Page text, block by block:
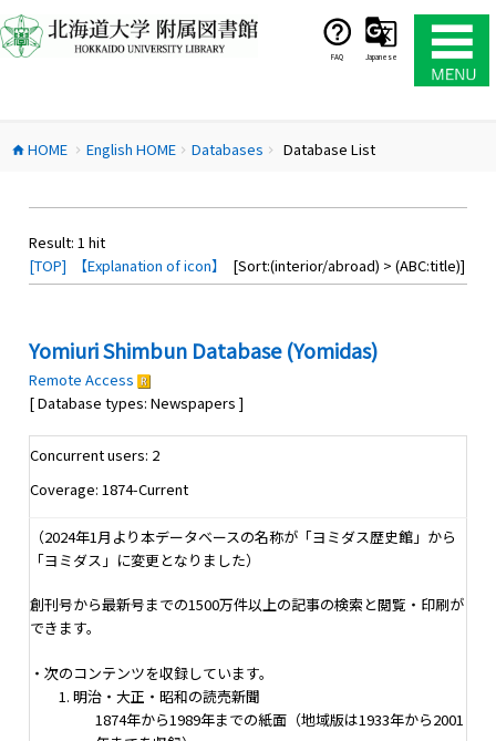
ン
テ
ス
FAQ Japanese
home HOME chevron_right English HOMEchevron_right Databases chevron_right Database List
Result: 1 hit
[TOP]
【Explanation of icon】 [Sort:(interior/abroad) > (ABC:title)]
Yomiuri Shimbun Database (Yomidas)
Remote Access
[ Database types: Newspapers ]
Concurrent users: 2
Coverage: 1874-Current
（2024年1月より本データベースの名称が「ヨミダス歴史館」から
「ヨミダス」に変更となりました）
創刊号から最新号までの1500万件以上の記事の検索と閲覧・印刷が
できます。
・次のコンテンツを収録しています。
明治・大正・昭和の読売新聞
1874年から1989年までの紙面（地域版は1933年から2001